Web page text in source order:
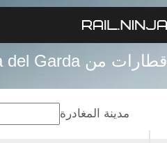
قطارات من Riva del Garda إلى بولونيا
مدينة المغادرة